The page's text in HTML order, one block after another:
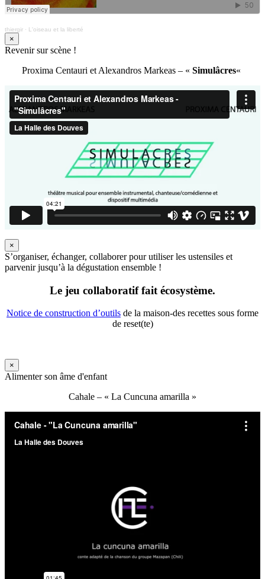
thiergir · L'oiseau et la liberté
×
Revenir sur scène !
Proxima Centauri et Alexandros Markeas – « Simulâcres«
×
S’organiser, échanger, collaborer pour utiliser les ustensiles et
parvenir jusqu’à la dégustation ensemble !
Le jeu collaboratif fait écosystème.
Notice de construction d’outils de la maison-des recettes sous forme
de reset(te)
×
Alimenter son âme d'enfant
Cahale – « La Cuncuna amarilla »